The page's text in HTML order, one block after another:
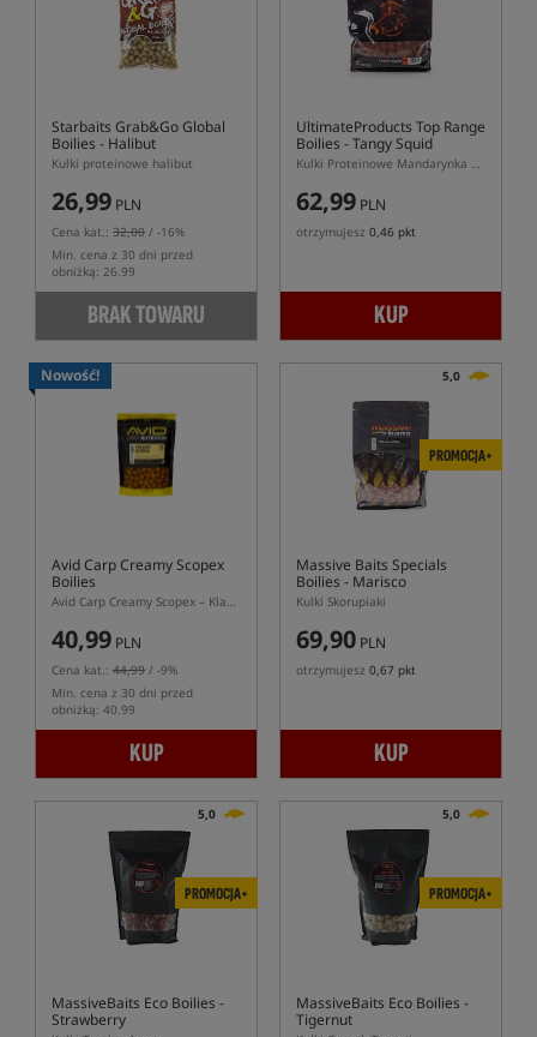
Starbaits Grab&Go Global
Boilies - Halibut
Kulki proteinowe halibut
26,99 PLN
Cena kat.: 32,00 / -16%
Min. cena z 30 dni przed
obniżką: 26.99
BRAK TOWARU
UltimateProducts Top Range
Boilies - Tangy Squid
Kulki Proteinowe Mandarynka Kałamarnica
62,99 PLN
otrzymujesz 0,46 pkt
KUP
Nowość!
Avid Carp Creamy Scopex
Boilies
Avid Carp Creamy Scopex – Klasyczne Kulki Zanętowe Scopex
40,99 PLN
Cena kat.: 44,99 / -9%
Min. cena z 30 dni przed
obniżką: 40.99
KUP
5,0
PROMOCJA+
Massive Baits Specials
Boilies - Marisco
Kulki Skorupiaki
69,90 PLN
otrzymujesz 0,67 pkt
KUP
5,0
PROMOCJA+
MassiveBaits Eco Boilies -
Strawberry
5,0
PROMOCJA+
MassiveBaits Eco Boilies -
Tigernut